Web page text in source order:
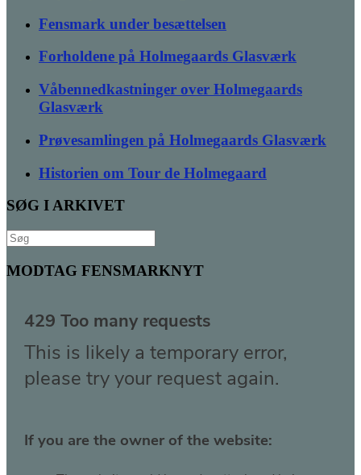
Fensmark under besættelsen
Forholdene på Holmegaards Glasværk
Våbennedkastninger over Holmegaards
Glasværk
Prøvesamlingen på Holmegaards Glasværk
Historien om Tour de Holmegaard
SØG I ARKIVET
Søg
efter:
MODTAG FENSMARKNYT